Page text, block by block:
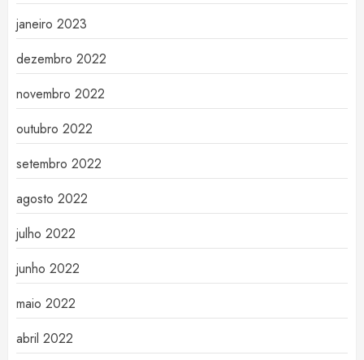
janeiro 2023
dezembro 2022
novembro 2022
outubro 2022
setembro 2022
agosto 2022
julho 2022
junho 2022
maio 2022
abril 2022